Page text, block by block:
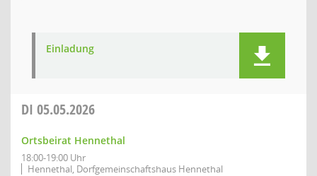
Einladung
DI 05.05.2026
Ortsbeirat Hennethal
18:00-19:00 Uhr
Hennethal, Dorfgemeinschaftshaus Hennethal